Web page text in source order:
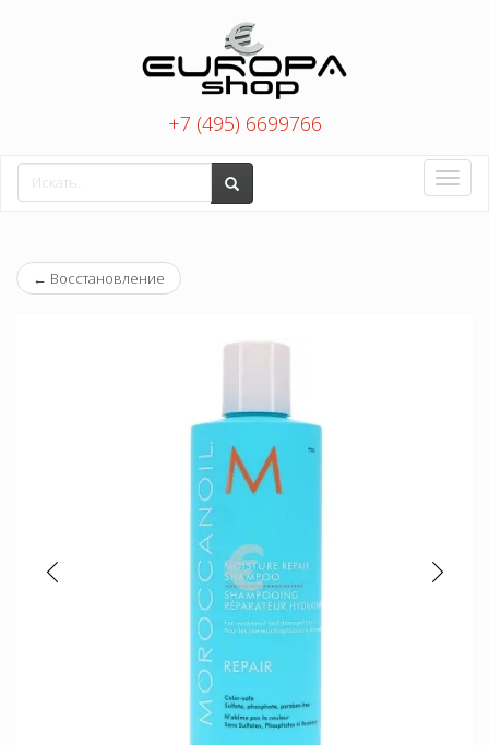
+7 (495) 6699766
Toggle
← Восстановление